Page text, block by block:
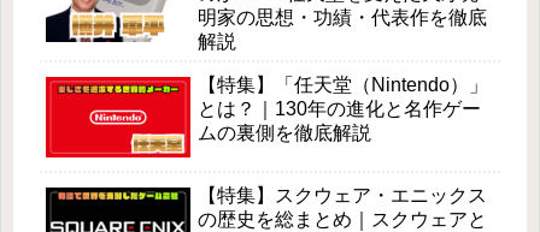
明家の思想・功績・代表作を徹底
解説
【特集】「任天堂（Nintendo）」
とは？｜130年の進化と名作ゲー
ムの裏側を徹底解説
【特集】スクウェア・エニックス
の歴史を総まとめ｜スクウェアと